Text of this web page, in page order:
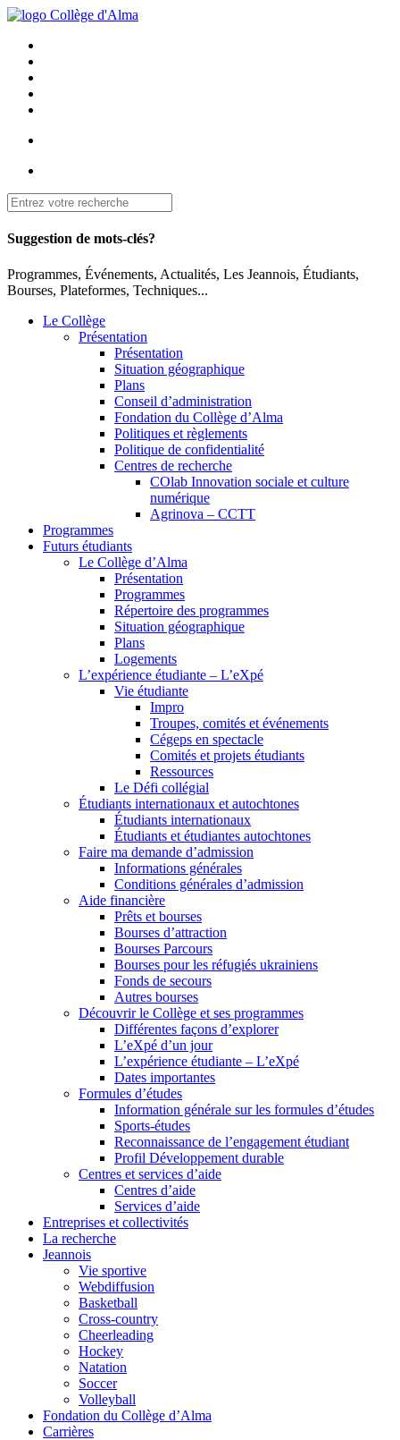
Suggestion de mots-clés?
Programmes, Événements, Actualités, Les Jeannois, Étudiants,
Bourses, Plateformes, Techniques...
Le Collège
Présentation
Présentation
Situation géographique
Plans
Conseil d’administration
Fondation du Collège d’Alma
Politiques et règlements
Politique de confidentialité
Centres de recherche
COlab Innovation sociale et culture
numérique
Agrinova – CCTT
Programmes
Futurs étudiants
Le Collège d’Alma
Présentation
Programmes
Répertoire des programmes
Situation géographique
Plans
Logements
L’expérience étudiante – L’eXpé
Vie étudiante
Impro
Troupes, comités et événements
Cégeps en spectacle
Comités et projets étudiants
Ressources
Le Défi collégial
Étudiants internationaux et autochtones
Étudiants internationaux
Étudiants et étudiantes autochtones
Faire ma demande d’admission
Informations générales
Conditions générales d’admission
Aide financière
Prêts et bourses
Bourses d’attraction
Bourses Parcours
Bourses pour les réfugiés ukrainiens
Fonds de secours
Autres bourses
Découvrir le Collège et ses programmes
Différentes façons d’explorer
L’eXpé d’un jour
L’expérience étudiante – L’eXpé
Dates importantes
Formules d’études
Information générale sur les formules d’études
Sports-études
Reconnaissance de l’engagement étudiant
Profil Développement durable
Centres et services d’aide
Centres d’aide
Services d’aide
Entreprises et collectivités
La recherche
Jeannois
Vie sportive
Webdiffusion
Basketball
Cross-country
Cheerleading
Hockey
Natation
Soccer
Volleyball
Fondation du Collège d’Alma
Carrières